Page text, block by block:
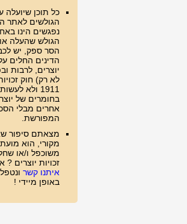
כל תוכן שיועלה
הגולשים לאתר
נפגשים הינו
הגולש שהעלה
הסר ספק, יש
הדינים החלים
יוצרים, לרבות
לא רק) חוק
1911 ולא
בחומרים של
אחרים מבלי
המפורשת.
מצאתם סיפור
מקורי, הוא
משוכפל ו/או
זכויות יוצרים ?
איתנו קשר
באופן מיידי !